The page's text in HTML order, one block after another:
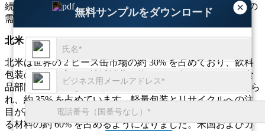
×
無料サンプルをダウンロード
続可能性に対する規制の焦点を反映しており、2 ピース缶の
需要に影響を与えます。
北米
北米は世界の 2 ピース缶市場の約 30% を占めており、飲料
包装の需要が高く、地域消費の約 40% を占めています。食
品部門は利便性を重視した消費者のライフスタイルに支えら
れ、約 35% を占めています。軽量包装とリサイクルへの注
目が高まるにつれ、この地域ではアルミニウム缶が優先され
る材料の約 60% を占めるようになりました。米国およびカ